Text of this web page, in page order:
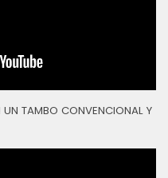
TAMBO CONVENCIONAL Y